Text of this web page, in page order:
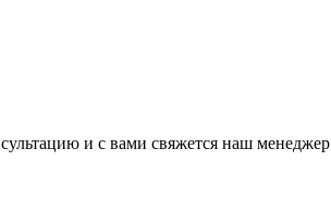
и с вами свяжется наш менеджер